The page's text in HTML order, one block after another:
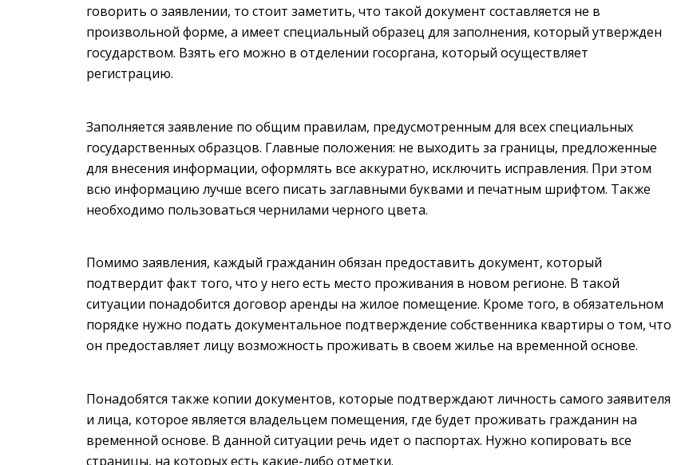
говорить о заявлении, то стоит заметить, что такой документ составляется не в
произвольной форме, а имеет специальный образец для заполнения, который утвержден
государством. Взять его можно в отделении госоргана, который осуществляет
регистрацию.
Заполняется заявление по общим правилам, предусмотренным для всех специальных
государственных образцов. Главные положения: не выходить за границы, предложенные
для внесения информации, оформлять все аккуратно, исключить исправления. При этом
всю информацию лучше всего писать заглавными буквами и печатным шрифтом. Также
необходимо пользоваться чернилами черного цвета.
Помимо заявления, каждый гражданин обязан предоставить документ, который
подтвердит факт того, что у него есть место проживания в новом регионе. В такой
ситуации понадобится договор аренды на жилое помещение. Кроме того, в обязательном
порядке нужно подать документальное подтверждение собственника квартиры о том, что
он предоставляет лицу возможность проживать в своем жилье на временной основе.
Понадобятся также копии документов, которые подтверждают личность самого заявителя
и лица, которое является владельцем помещения, где будет проживать гражданин на
временной основе. В данной ситуации речь идет о паспортах. Нужно копировать все
страницы, на которых есть какие-либо отметки.